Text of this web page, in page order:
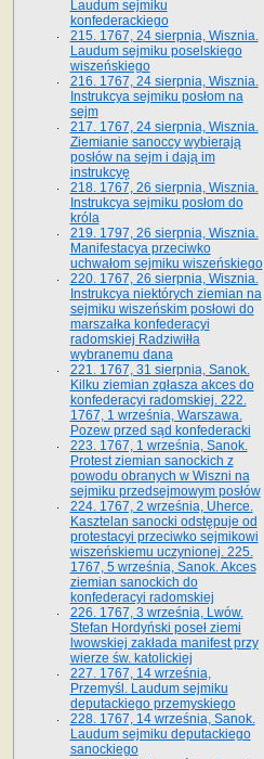
Laudum sejmiku
konfederackiego
215. 1767, 24 sierpnia, Wisznia.
Laudum sejmiku poselskiego
wiszeńskiego
216. 1767, 24 sierpnia, Wisznia.
Instrukcya sejmiku posłom na
sejm
217. 1767, 24 sierpnia, Wisznia.
Ziemianie sanoccy wybierają
posłów na sejm i dają im
instrukcyę
218. 1767, 26 sierpnia, Wisznia.
Instrukcya sejmiku posłom do
króla
219. 1797, 26 sierpnia, Wisznia.
Manifestacya przeciwko
uchwałom sejmiku wiszeńskiego
220. 1767, 26 sierpnia, Wisznia.
Instrukcya niektórych ziemian na
sejmiku wiszeńskim posłowi do
marszałka konfe­deracyi
radomskiej Radziwiłła
wybranemu dana
221. 1767, 31 sierpnia, Sanok.
Kilku ziemian zgłasza akces do
konfederacyi radomskiej. 222.
1767, 1 września, Warszawa.
Pozew przed sąd konfederacki
223. 1767, 1 września, Sanok.
Protest ziemian sanockich z
powodu obranych w Wiszni na
sejmiku przedsejmo­wym posłów
224. 1767, 2 września, Uherce.
Kasztelan sanocki odstępuje od
protestacyi przeciwko sejmikowi
wiszeńskiemu uczynionej. 225.
1767, 5 września, Sanok. Akces
ziemian sanockich do
konfederacyi radomskiej
226. 1767, 3 września, Lwów.
Stefan Hordyński poseł ziemi
lwowskiej zakłada manifest przy
wierze św. ka­tolickiej
227. 1767, 14 września,
Przemyśl. Laudum sejmiku
deputackiego przemyskiego
228. 1767, 14 września, Sanok.
Laudum sejmiku deputackiego
sanockiego